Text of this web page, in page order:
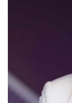
Международное
Партнерство